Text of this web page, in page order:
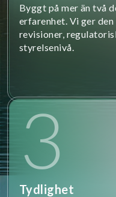
Byggt på mer än två
erfarenhet. Vi ger
revisioner,
styrelsenivå.
3
Tydlighet